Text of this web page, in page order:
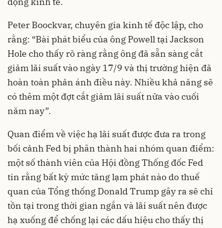
Peter Boockvar, chuyên gia kinh tế độc lập, cho
rằng: “Bài phát biểu của ông Powell tại Jackson
Hole cho thấy rõ ràng rằng ông đã sẵn sàng cắt
giảm lãi suất vào ngày 17/9 và thị trường hiện đã
hoàn toàn phản ánh điều này. Nhiều khả năng sẽ
có thêm một đợt cắt giảm lãi suất nữa vào cuối
năm nay”.
Quan điểm về việc hạ lãi suất được đưa ra trong
bối cảnh Fed bị phân thành hai nhóm quan điểm:
một số thành viên của Hội đồng Thống đốc Fed
tin rằng bất kỳ mức tăng lạm phát nào do thuế
quan của Tổng thống Donald Trump gây ra sẽ chỉ
tồn tại trong thời gian ngắn và lãi suất nên được
hạ xuống để chống lại các dấu hiệu cho thấy thị